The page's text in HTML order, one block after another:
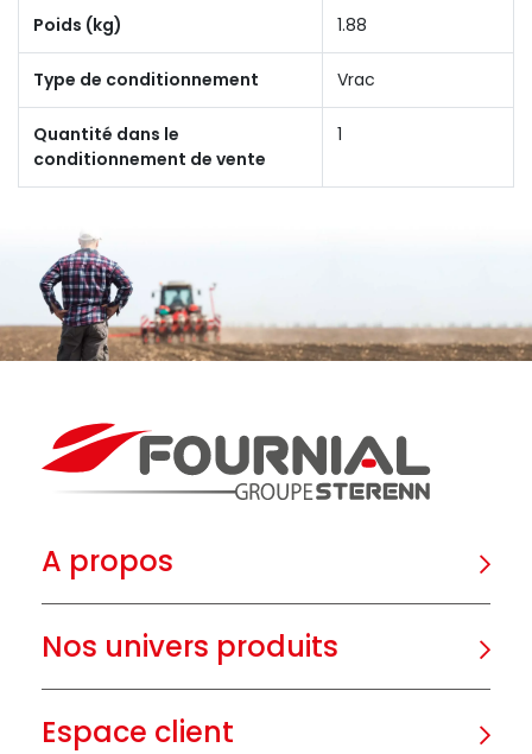
Poids (kg) 1.88
Type de conditionnement Vrac
Quantité dans le
conditionnement de vente
1
A propos
Nos univers produits
Espace client